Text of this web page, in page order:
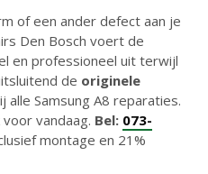
of een ander defect aan je
Den Bosch voert de
en professioneel uit terwijl
de originele
alle Samsung A8 reparaties.
vandaag. Bel: 073-
montage en 21%